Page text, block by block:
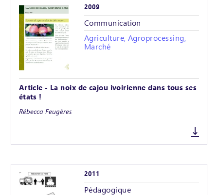
2009
Communication
Agriculture, Agroprocessing,
Marché
Article - La noix de cajou ivoirienne dans tous ses
états !
Rébecca Feugères
2011
Pédagogique